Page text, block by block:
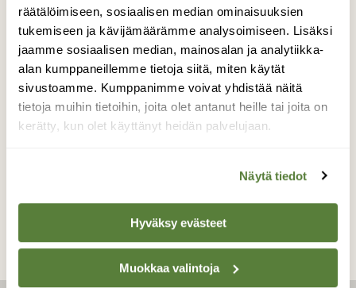
räätälöimiseen, sosiaalisen median ominaisuuksien
tukemiseen ja kävijämäärämme analysoimiseen. Lisäksi
jaamme sosiaalisen median, mainosalan ja analytiikka-
alan kumppaneillemme tietoja siitä, miten käytät
sivustoamme. Kumppanimme voivat yhdistää näitä
tietoja muihin tietoihin, joita olet antanut heille tai joita on
kerätty, kun olet käyttänyt heidän palvelujaan.
Näytä tiedot
Hyväksy evästeet
Muokkaa valintoja
Kaunista se on...
..kimallus hangen pinnalla.
Valokuvaaja: Arja Valtonen, Takkula, Lahti
11.2.2022
TAKAISIN LISTAAN